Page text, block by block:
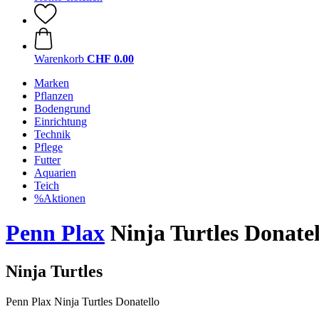
Warenkorb CHF 0.00
Marken
Pflanzen
Bodengrund
Einrichtung
Technik
Pflege
Futter
Aquarien
Teich
%Aktionen
Penn Plax Ninja Turtles
Ninja Turtles
Penn Plax Ninja Turtles Donatello